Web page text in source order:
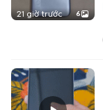
21 giờ trước 6